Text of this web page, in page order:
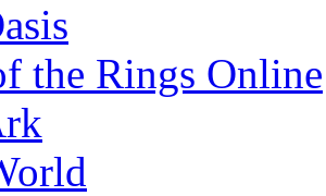
the Rings Online